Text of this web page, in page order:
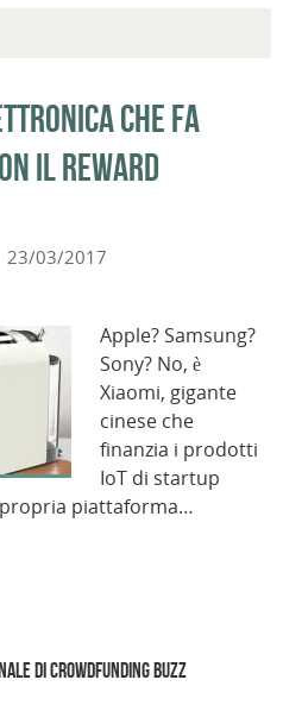
che fa
il reward
23/03/2017
Apple? Samsung?
Sony? No, è
Xiaomi, gigante
cinese che
finanzia i prodotti
IoT di startup
piattaforma…
di Crowdfunding Buzz